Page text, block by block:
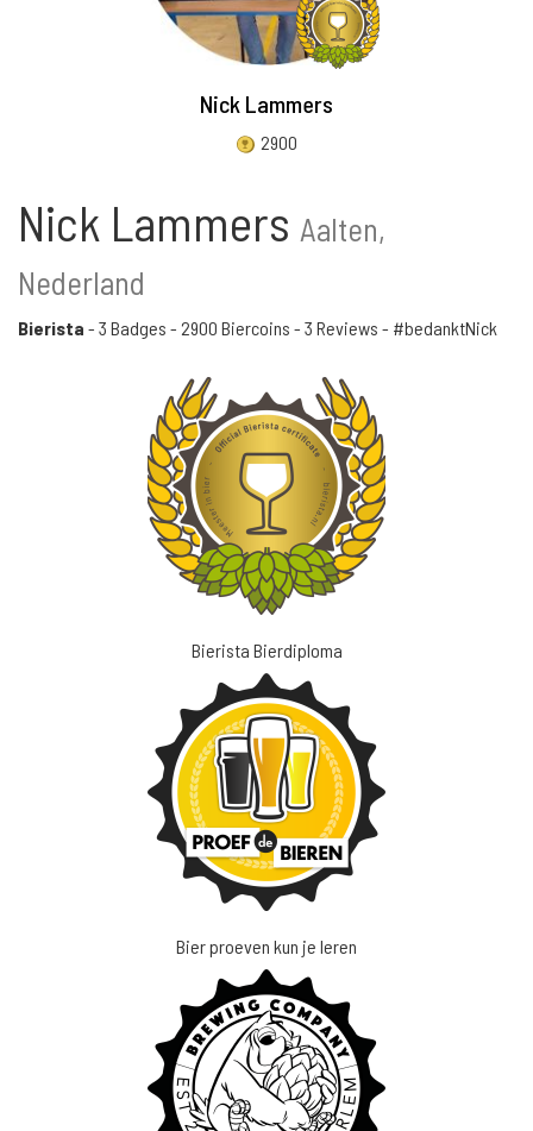
Nick Lammers
2900
Nick Lammers Aalten,
Nederland
Bierista - 3 Badges - 2900 Biercoins - 3 Reviews - #bedanktNick
Bierista Bierdiploma
Bier proeven kun je leren